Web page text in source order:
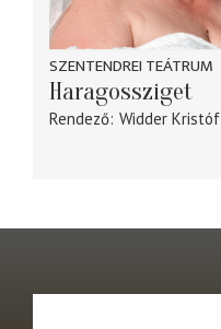
SZENTENDREI TEÁTRUM
Haragossziget
Rendező Widder Kristóf